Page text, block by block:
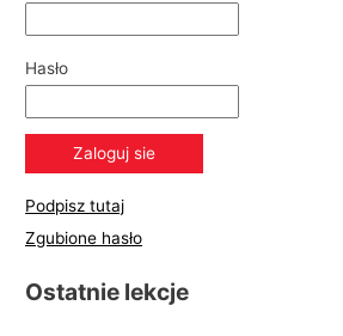
Hasło
Podpisz tutaj
Zgubione hasło
Ostatnie lekcje